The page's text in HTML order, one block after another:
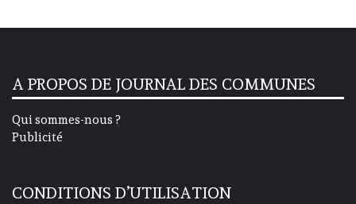
A PROPOS DE JOURNAL DES COMMUNES
Qui sommes-nous ?
Publicité
CONDITIONS D’UTILISATION